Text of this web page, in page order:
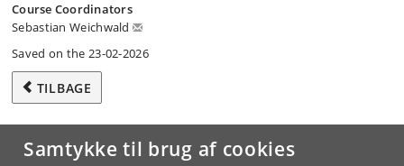
Samtykke til brug af cookies
Course Coordinators
Sebastian Weichwald
Saved on the 23-02-2026
TILBAGE